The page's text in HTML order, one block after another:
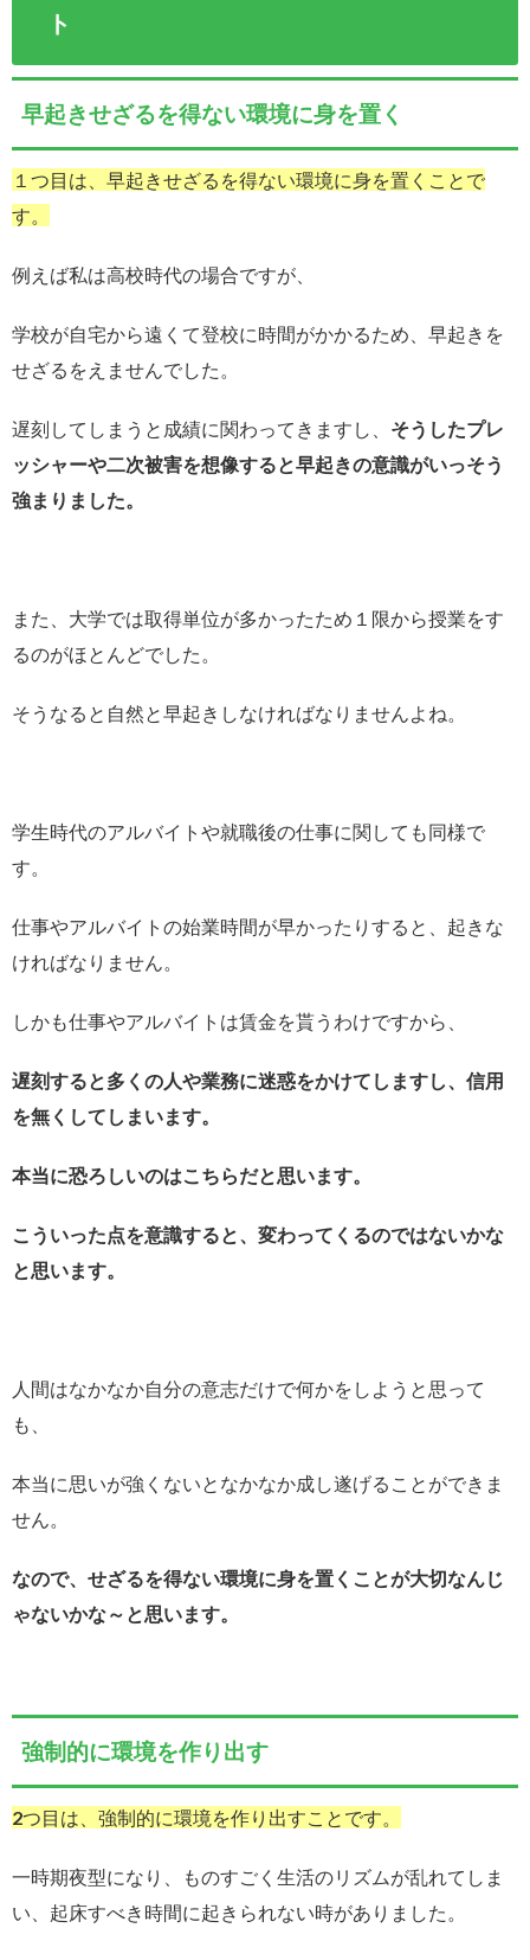
ト
早起きせざるを得ない環境に身を置く
１つ目は、早起きせざるを得ない環境に身を置くことで
す。
例えば私は高校時代の場合ですが、
学校が自宅から遠くて登校に時間がかかるため、早起きを
せざるをえませんでした。
遅刻してしまうと成績に関わってきますし、 そうしたプレ
ッシャーや二次被害を想像すると早起きの意識がいっそう
強まりました。
また、大学では取得単位が多かったため１限から授業をす
るのがほとんどでした。
そうなると自然と早起きしなければなりませんよね。
学生時代のアルバイトや就職後の仕事に関しても同様で
す。
仕事やアルバイトの始業時間が早かったりすると、起きな
ければなりません。
しかも仕事やアルバイトは賃金を貰うわけですから、
遅刻すると多くの人や業務に迷惑をかけてしますし、信用
を無くしてしまいます。
本当に恐ろしいのはこちらだと思います。
こういった点を意識すると、変わってくるのではないかな
と思います。
人間はなかなか自分の意志だけで何かをしようと思って
も、
本当に思いが強くないとなかなか成し遂げることができま
せん。
なので、せざるを得ない環境に身を置くことが大切なんじ
ゃないかな～と思います。
強制的に環境を作り出す
2つ目は、強制的に環境を作り出すことです。
一時期夜型になり、ものすごく生活のリズムが乱れてしま
い、起床すべき時間に起きられない時がありました。